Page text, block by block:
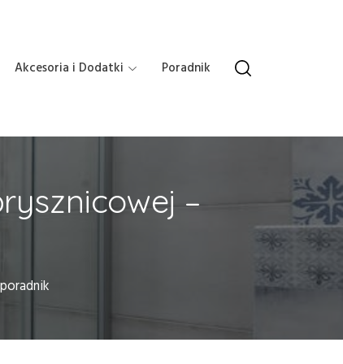
Akcesoria i Dodatki Poradnik
–